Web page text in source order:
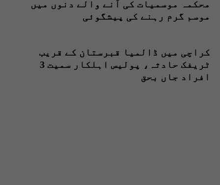
محکمہ موسمیات کی آنے والے دنوں میں
موسم گرم رہنے کی پیشگوئی
کراچی میں ڈالمیا قبرستان کے قریب
ٹریفک حادثہ، پولیس اہلکار سمیت 3
افراد جاں بحق